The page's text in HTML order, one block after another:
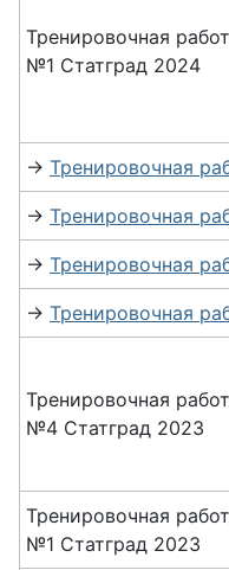
Тренировочная
№1 Статград 2024
→ Тренировочная
→ Тренировочная
→ Тренировочная
→ Тренировочная
Тренировочная
№4 Статград 2023
Тренировочная
№1 Статград 2023